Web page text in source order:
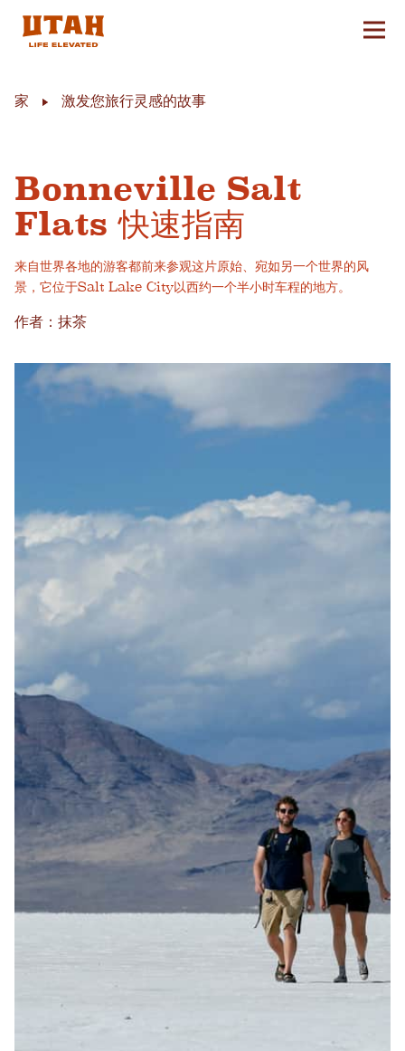
切换
家 激发您旅行灵感的故事
Bonneville Salt
Flats 快速指南
来自世界各地的游客都前来参观这片原始、宛如另一个世界的风
景，它位于Salt Lake City以西约一个半小时车程的地方。
作者：抹茶